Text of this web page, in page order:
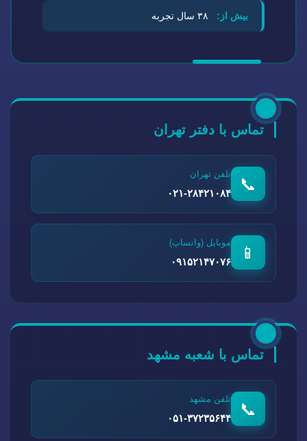
بیش از:
تماس با دفتر تهران
📞
تلفن تهران
۰۲۱-۲۸۴۲۱۰۸۴
📱
موبایل (واتساپ)
۰۹۱۵۲۱۴۷۰۷۶
تماس با شعبه مشهد
📞
تلفن مشهد
۰۵۱-۳۷۲۳۵۶۴۴